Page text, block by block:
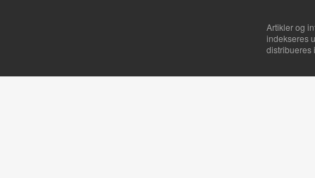
Artikler og
indekseres
distribueres